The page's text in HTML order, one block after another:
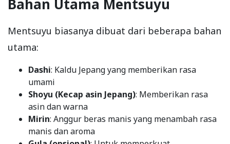
Bahan Utama Mentsuyu
Mentsuyu biasanya dibuat dari beberapa bahan
utama:
Dashi: Kaldu Jepang yang memberikan rasa
umami
Shoyu (Kecap asin Jepang): Memberikan rasa
asin dan warna
Mirin: Anggur beras manis yang menambah rasa
manis dan aroma